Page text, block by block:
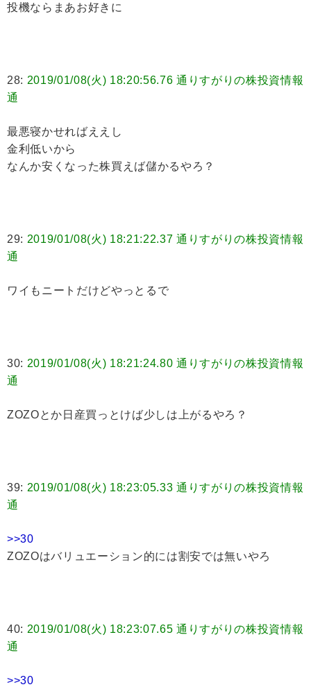
投機ならまあお好きに
28: 2019/01/08(火) 18:20:56.76 通りすがりの株投資情報
通
最悪寝かせればええし
金利低いから
なんか安くなった株買えば儲かるやろ？
29: 2019/01/08(火) 18:21:22.37 通りすがりの株投資情報
通
ワイもニートだけどやっとるで
30: 2019/01/08(火) 18:21:24.80 通りすがりの株投資情報
通
ZOZOとか日産買っとけば少しは上がるやろ？
39: 2019/01/08(火) 18:23:05.33 通りすがりの株投資情報
通
>>30
ZOZOはバリュエーション的には割安では無いやろ
40: 2019/01/08(火) 18:23:07.65 通りすがりの株投資情報
通
>>30